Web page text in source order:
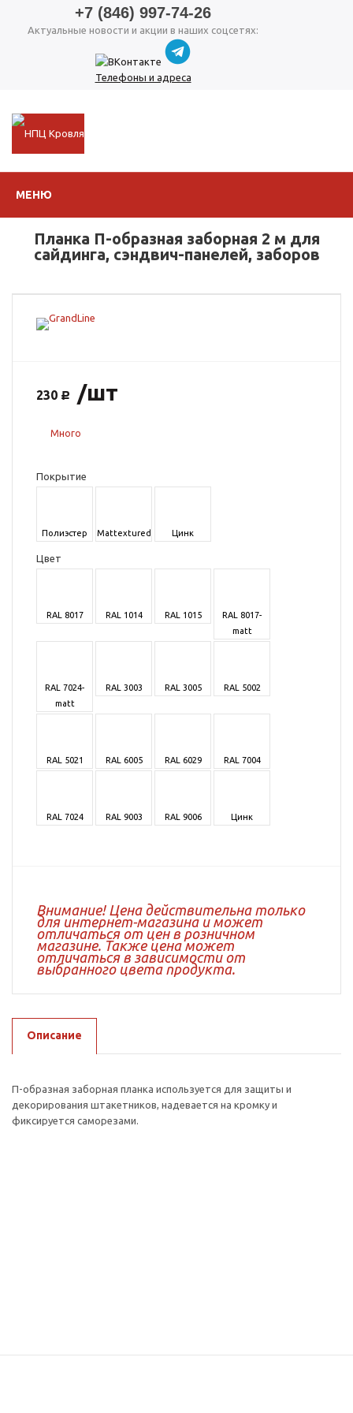
+7 (846) 997-74-26
Актуальные новости и акции в наших соцсетях:
Телефоны и адреса
МЕНЮ
Планка П-образная заборная 2 м для
сайдинга, сэндвич-панелей, заборов
230 /шт
Много
Покрытие
Полиэстер Mattextured Цинк
Цвет
RAL 8017 RAL 1014 RAL 1015
RAL 8017-
matt
RAL 7024-
matt
RAL 3003 RAL 3005 RAL 5002
RAL 5021 RAL 6005 RAL 6029 RAL 7004
RAL 7024 RAL 9003 RAL 9006 Цинк
Внимание! Цена действительна только
для интернет-магазина и может
отличаться от цен в розничном
магазине. Также цена может
отличаться в зависимости от
выбранного цвета продукта.
Описание
П-образная заборная планка используется для защиты и
декорирования штакетников, надевается на кромку и
фиксируется саморезами.